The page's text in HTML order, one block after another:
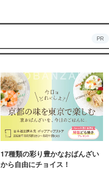
PR
17種類の彩り豊かなおばんざい
から自由にチョイス！